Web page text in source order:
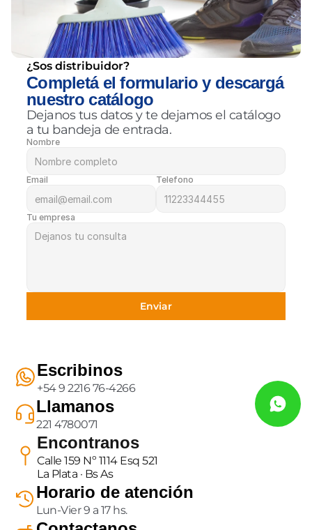
¿Sos distribuidor?
Completá el formulario y descargá
nuestro catálogo
Dejanos tus datos y te dejamos el catálogo
a tu bandeja de entrada.
Nombre
Email Telefono
Tu empresa
Enviar
Escribinos
+54 9 2216 76-4266
Llamanos
221 4780071
Encontranos
Calle 159 Nº 1114 Esq 521
La Plata · Bs As
Horario de atención
Lun-Vier 9 a 17 hs.